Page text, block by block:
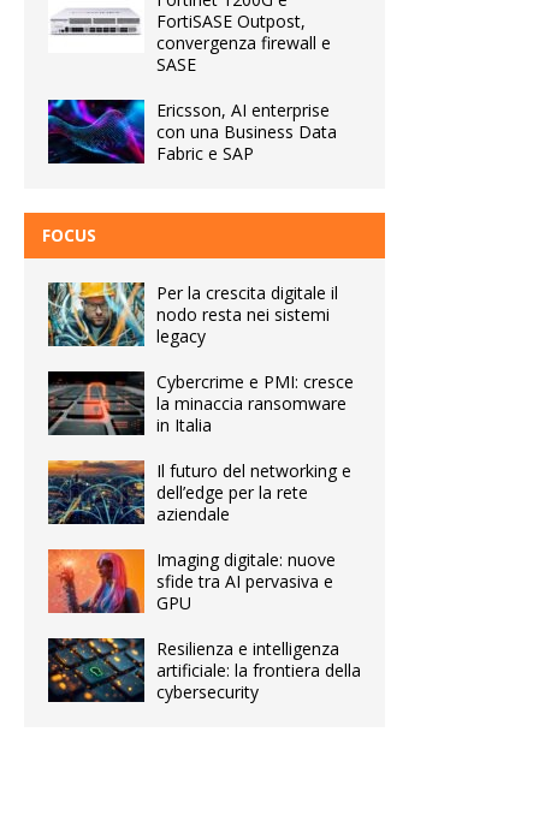
FortiSASE Outpost,
convergenza firewall e
SASE
Ericsson, AI enterprise
con una Business Data
Fabric e SAP
FOCUS
Per la crescita digitale il
nodo resta nei sistemi
legacy
Cybercrime e PMI: cresce
la minaccia ransomware
in Italia
Il futuro del networking e
dell’edge per la rete
aziendale
Imaging digitale: nuove
sfide tra AI pervasiva e
GPU
Resilienza e intelligenza
artificiale: la frontiera della
cybersecurity